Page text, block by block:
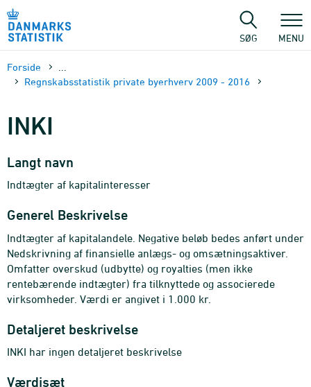
sidens
SØG MENU
Forside
Regnskabsstatistik private byerhverv 2009 - 2016
INKI
Langt navn
Indtægter af kapitalinteresser
Generel Beskrivelse
Indtægter af kapitalandele. Negative beløb bedes anført under
Nedskrivning af finansielle anlægs- og omsætningsaktiver.
Omfatter overskud (udbytte) og royalties (men ikke
rentebærende indtægter) fra tilknyttede og associerede
virksomheder. Værdi er angivet i 1.000 kr.
Detaljeret beskrivelse
INKI har ingen detaljeret beskrivelse
Værdisæt